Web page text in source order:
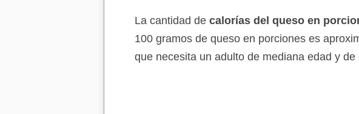
La cantidad de calorías del queso en
100 gramos de queso en porciones es
que necesita un adulto de mediana edad y